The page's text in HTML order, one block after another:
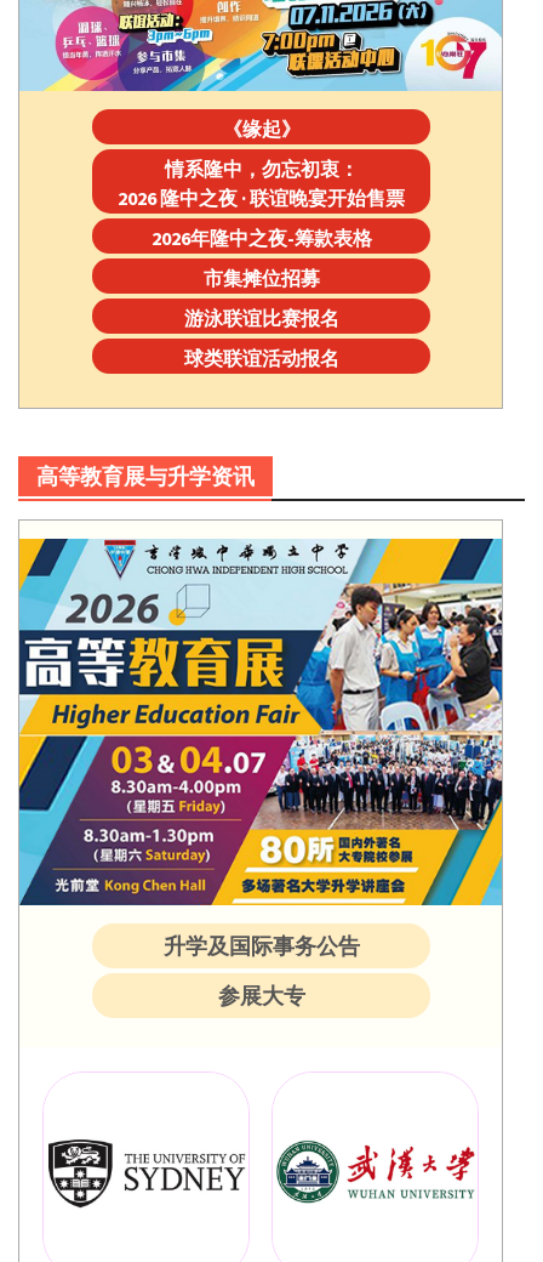
《缘起》
情系隆中，勿忘初衷：
2026 隆中之夜 · 联谊晚宴开始售票
2026年隆中之夜-筹款表格
市集摊位招募
游泳联谊比赛报名
球类联谊活动报名
高等教育展与升学资讯
升学及国际事务公告
参展大专